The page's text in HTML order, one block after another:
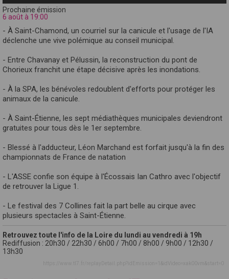
Prochaine émission
6 août à 19:00
- À Saint-Chamond, un courriel sur la canicule et l'usage de l'IA
déclenche une vive polémique au conseil municipal.
- Entre Chavanay et Pélussin, la reconstruction du pont de
Chorieux franchit une étape décisive après les inondations.
- À la SPA, les bénévoles redoublent d'efforts pour protéger les
animaux de la canicule.
- À Saint-Étienne, les sept médiathèques municipales deviendront
gratuites pour tous dès le 1er septembre.
- Blessé à l'adducteur, Léon Marchand est forfait jusqu'à la fin des
championnats de France de natation
- L'ASSE confie son équipe à l'Écossais Ian Cathro avec l'objectif
de retrouver la Ligue 1.
- Le festival des 7 Collines fait la part belle au cirque avec
plusieurs spectacles à Saint-Étienne.
Retrouvez toute l'info de la Loire du lundi au vendredi à 19h
Rediffusion : 20h30 / 22h30 / 6h00 / 7h00 / 8h00 / 9h00 / 12h30 /
13h30